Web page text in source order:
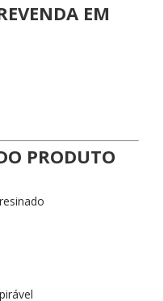
EM
PRODUTO